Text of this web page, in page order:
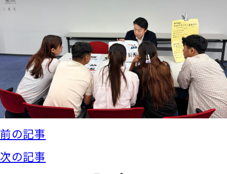
前の記事
次の記事